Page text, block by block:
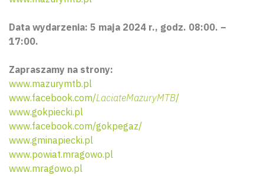
Data wydarzenia: 5 maja 2024 r., godz. 08:00. –
17:00.
Zapraszamy na strony:
www.mazurymtb.pl
www.facebook.com/LaciateMazuryMTB/
www.gokpiecki.pl
www.facebook.com/gokpegaz/
www.gminapiecki.pl
www.powiat.mragowo.pl
www.mragowo.pl